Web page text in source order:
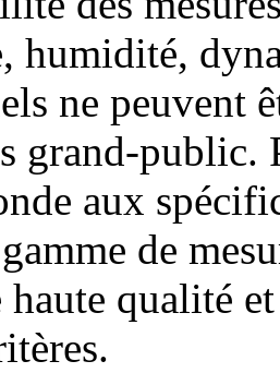
humidité,
ne peuvent
grand-public.
aux
de
haute qualité